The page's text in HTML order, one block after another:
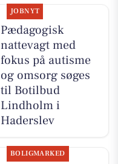
JOBNYT
Pædagogisk
nattevagt med
fokus på autisme
og omsorg søges
til Botilbud
Lindholm i
Haderslev
BOLIGMARKED